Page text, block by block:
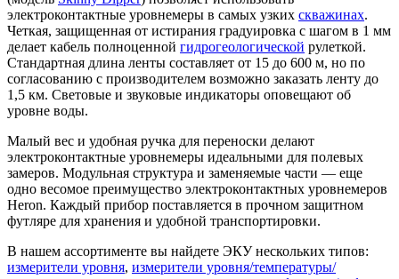
электроконтактные уровнемеры в самых узких скважинах.
Четкая, защищенная от истирания градуировка с шагом в 1 мм
делает кабель полноценной гидрогеологической рулеткой.
Стандартная длина ленты составляет от 15 до 600 м, но по
согласованию с производителем возможно заказать ленту до
1,5 км. Световые и звуковые индикаторы оповещают об
уровне воды.
Малый вес и удобная ручка для переноски делают
электроконтактные уровнемеры идеальными для полевых
замеров. Модульная структура и заменяемые части — еще
одно весомое преимущество электроконтактных уровнемеров
Heron. Каждый прибор поставляется в прочном защитном
футляре для хранения и удобной транспортировки.
В нашем ассортименте вы найдете ЭКУ нескольких типов:
измерители уровня, измерители уровня/температуры/